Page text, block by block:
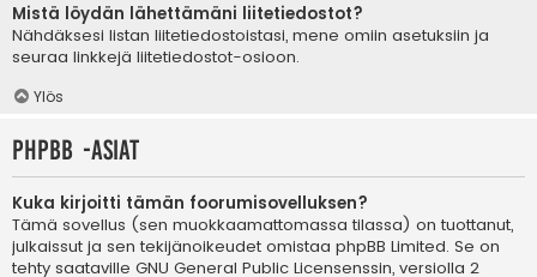
Mistä löydän lähettämäni liitetiedostot?
Nähdäksesi listan liitetiedostoistasi, mene omiin asetuksiin ja
seuraa linkkejä liitetiedostot-osioon.
Ylös
phpBB -asiat
Kuka kirjoitti tämän foorumisovelluksen?
Tämä sovellus (sen muokkaamattomassa tilassa) on tuottanut,
julkaissut ja sen tekijänoikeudet omistaa phpBB Limited. Se on
tehty saataville GNU General Public Licensenssin, versiolla 2